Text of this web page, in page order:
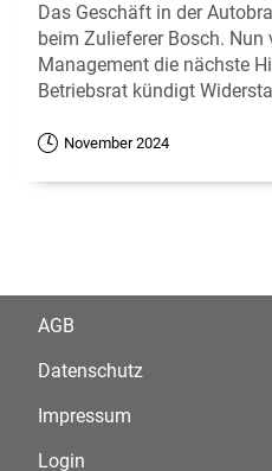
Das Geschäft in der
beim Zulieferer Bosch. Nun
Management die nächste
Betriebsrat kündigt
November 2024
AGB
Datenschutz
Impressum
Login